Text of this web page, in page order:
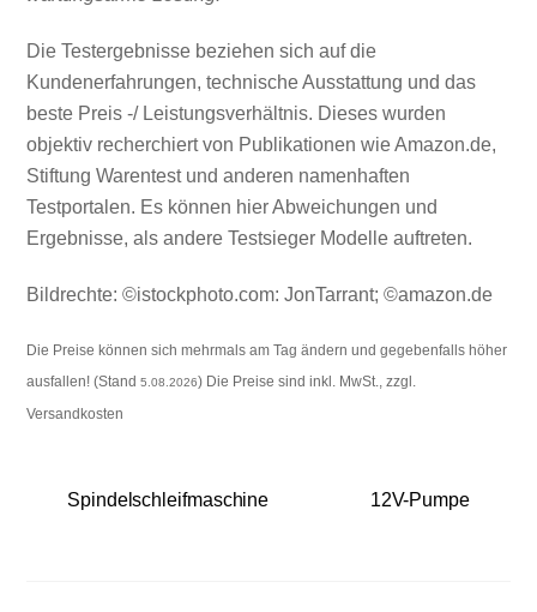
Die Testergebnisse beziehen sich auf die
Kundenerfahrungen, technische Ausstattung und das
beste Preis -/ Leistungsverhältnis. Dieses wurden
objektiv recherchiert von Publikationen wie Amazon.de,
Stiftung Warentest und anderen namenhaften
Testportalen. Es können hier Abweichungen und
Ergebnisse, als andere Testsieger Modelle auftreten.
Bildrechte: ©istockphoto.com: JonTarrant; ©amazon.de
Die Preise können sich mehrmals am Tag ändern und gegebenfalls höher
ausfallen! (Stand5.08.2026) Die Preise sind inkl. MwSt., zzgl.
Versandkosten
Spindelschleifmaschine 12V-Pumpe